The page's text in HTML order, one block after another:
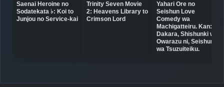
Saenai Heroine no
Sodatekata ♭: Koi to
Junjou no Service-kai
Trinity Seven Movie
2: Heavens Library to
Crimson Lord
Yahari Ore no
Seishun Love
Comedy wa
Machigatteiru. Kan:
Dakara, Shishunki wa
Owarazu ni, Seishun
wa Tsuzuiteiku.